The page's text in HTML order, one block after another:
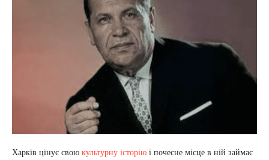
Харків цінує свою культурну історію і почесне місце в ній займає